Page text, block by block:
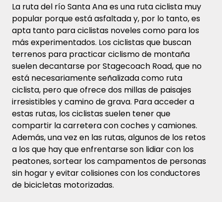
La ruta del río Santa Ana es una ruta ciclista muy
popular porque está asfaltada y, por lo tanto, es
apta tanto para ciclistas noveles como para los
más experimentados. Los ciclistas que buscan
terrenos para practicar ciclismo de montaña
suelen decantarse por Stagecoach Road, que no
está necesariamente señalizada como ruta
ciclista, pero que ofrece dos millas de paisajes
irresistibles y camino de grava. Para acceder a
estas rutas, los ciclistas suelen tener que
compartir la carretera con coches y camiones.
Además, una vez en las rutas, algunos de los retos
a los que hay que enfrentarse son lidiar con los
peatones, sortear los campamentos de personas
sin hogar y evitar colisiones con los conductores
de bicicletas motorizadas.